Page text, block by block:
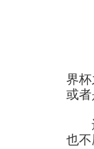
界
或者
还
也不